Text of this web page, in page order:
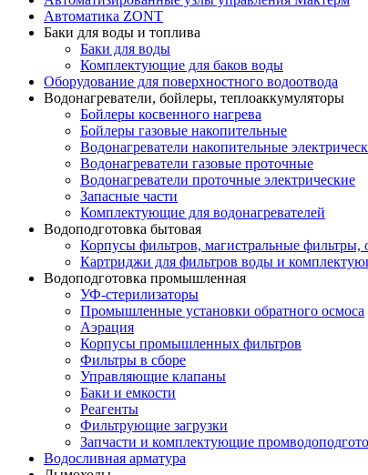
Автоматика ZONT
Баки для воды и топлива
Баки для воды
Комплектующие для баков воды
Оборудование для поверхностного водоотвода
Водонагреватели, бойлеры, теплоаккумуляторы
Бойлеры косвенного нагрева
Бойлеры газовые накопительные
Водонагреватели накопительные
Водонагреватели газовые проточные
Водонагреватели проточные электрические
Запасные части
Комплектующие для водонагревателей
Водоподготовка бытовая
Корпусы фильтров, магистральные фильтры,
Картриджи для фильтров воды и
Водоподготовка промышленная
УФ-стерилизаторы
Промышленные установки обратного осмоса
Аэрация
Корпусы промышленных фильтров
Фильтры в сборе
Управляющие клапаны
Баки и емкости
Реагенты
Фильтрующие загрузки
Запчасти и комплектующие
Водосливная арматура